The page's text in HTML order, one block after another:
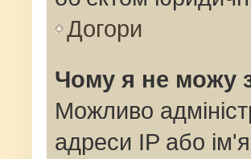
Догори
Чому я не можу
Можливо
адреси IP або